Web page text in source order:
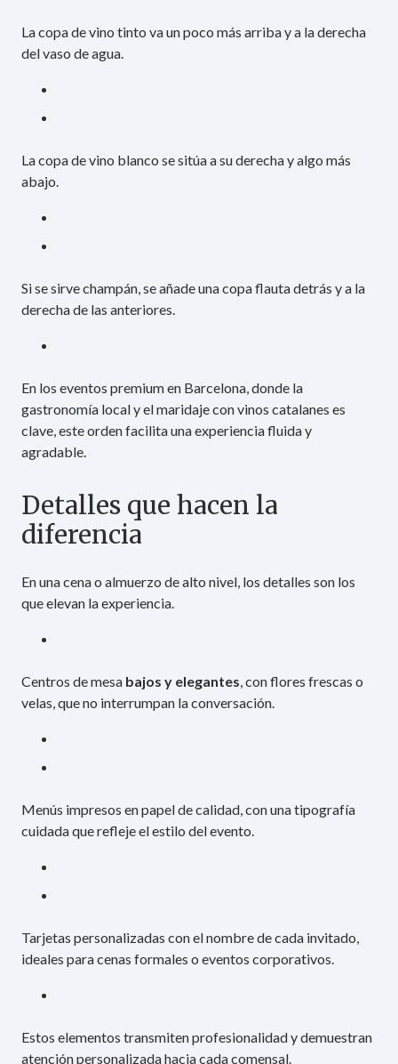
La copa de vino tinto va un poco más arriba y a la derecha
del vaso de agua.
La copa de vino blanco se sitúa a su derecha y algo más
abajo.
Si se sirve champán, se añade una copa flauta detrás y a la
derecha de las anteriores.
En los eventos premium en Barcelona, donde la
gastronomía local y el maridaje con vinos catalanes es
clave, este orden facilita una experiencia fluida y
agradable.
Detalles que hacen la
diferencia
En una cena o almuerzo de alto nivel, los detalles son los
que elevan la experiencia.
Centros de mesa bajos y elegantes, con flores frescas o
velas, que no interrumpan la conversación.
Menús impresos en papel de calidad, con una tipografía
cuidada que refleje el estilo del evento.
Tarjetas personalizadas con el nombre de cada invitado,
ideales para cenas formales o eventos corporativos.
Estos elementos transmiten profesionalidad y demuestran
atención personalizada hacia cada comensal.